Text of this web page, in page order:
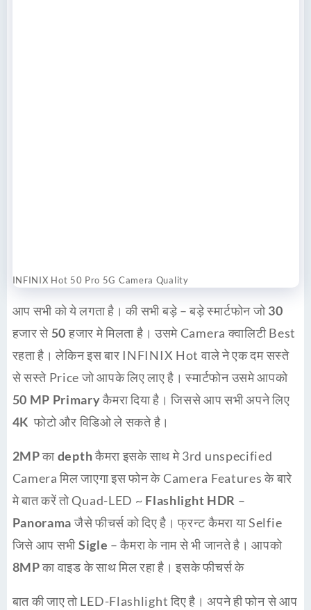
INFINIX Hot 50 Pro 5G Camera Quality
आप सभी को ये लगता है। की सभी बड़े – बड़े स्मार्टफोन जो30
हजारसे 50 हजारमे मिलता है। उसमे Camera क्वालिटी Best
रहता है। लेकिन इस बार INFINIX Hot वाले ने एक दम सस्ते
से सस्ते Price जो आपके लिए लाए है। स्मार्टफोन उसमे आपको
50 MP Primaryकैमरा दिया है। जिससे आप सभी अपने लिए
4K फोटो और विडिओ ले सकते है।
2MPकाdepthकैमरा इसके साथ मे 3rd unspecified
Camera मिल जाएगा इस फोन के Camera Features के बारे
मे बात करें तो Quad-LED ~ Flashlight HDR –
Panoramaजैसे फीचर्स को दिए है। फ्रन्ट कैमरा या Selfie
जिसे आप सभीSigle – कैमरा के नाम से भी जानते है। आपको
8MPका वाइड के साथ मिल रहा है। इसके फीचर्स के
बात की जाए तो LED-Flashlight दिए है। अपने ही फोन से आप